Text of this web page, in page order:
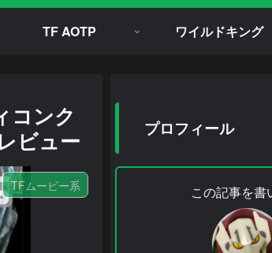
TF AOTP ワイルドキング
コンク
ビュー
TFムービー系
プロフィール
この記事を書